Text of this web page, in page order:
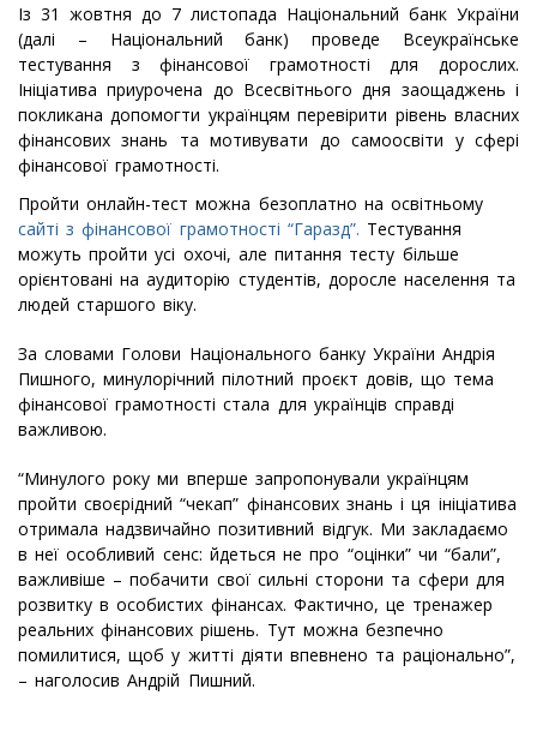
Із 31 жовтня до 7 листопада Національний банк України
(далі – Національний банк) проведе Всеукраїнське
тестування з фінансової грамотності для дорослих.
Ініціатива приурочена до Всесвітнього дня заощаджень і
покликана допомогти українцям перевірити рівень власних
фінансових знань та мотивувати до самоосвіти у сфері
фінансової грамотності.
Пройти онлайн-тест можна безоплатно на освітньому
сайті з фінансової грамотності “Гаразд”. Тестування
можуть пройти усі охочі, але питання тесту більше
орієнтовані на аудиторію студентів, доросле населення та
людей старшого віку.
За словами Голови Національного банку України Андрія
Пишного, минулорічний пілотний проєкт довів, що тема
фінансової грамотності стала для українців справді
важливою.
“Минулого року ми вперше запропонували українцям
пройти своєрідний “чекап” фінансових знань і ця ініціатива
отримала надзвичайно позитивний відгук. Ми закладаємо
в неї особливий сенс: йдеться не про “оцінки” чи “бали”,
важливіше – побачити свої сильні сторони та сфери для
розвитку в особистих фінансах. Фактично, це тренажер
реальних фінансових рішень. Тут можна безпечно
помилитися, щоб у житті діяти впевнено та раціонально”,
– наголосив Андрій Пишний.